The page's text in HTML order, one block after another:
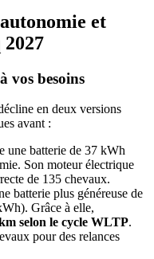
et
vos besoins
en deux versions
avant :
une batterie de 37 kWh
Son moteur électrique
de 135 chevaux.
batterie plus généreuse de
Grâce à elle,
selon le cycle WLTP.
pour des relances